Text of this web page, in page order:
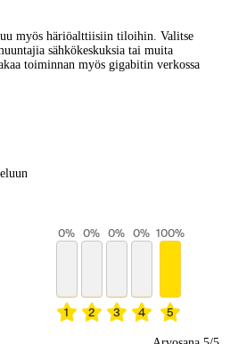
myös häriöalttiisiin tiloihin. Valitse
sähkökeskuksia tai muita
toiminnan myös gigabitin verkossa
1
0%
2
0%
3
0%
4
0%
5
100%